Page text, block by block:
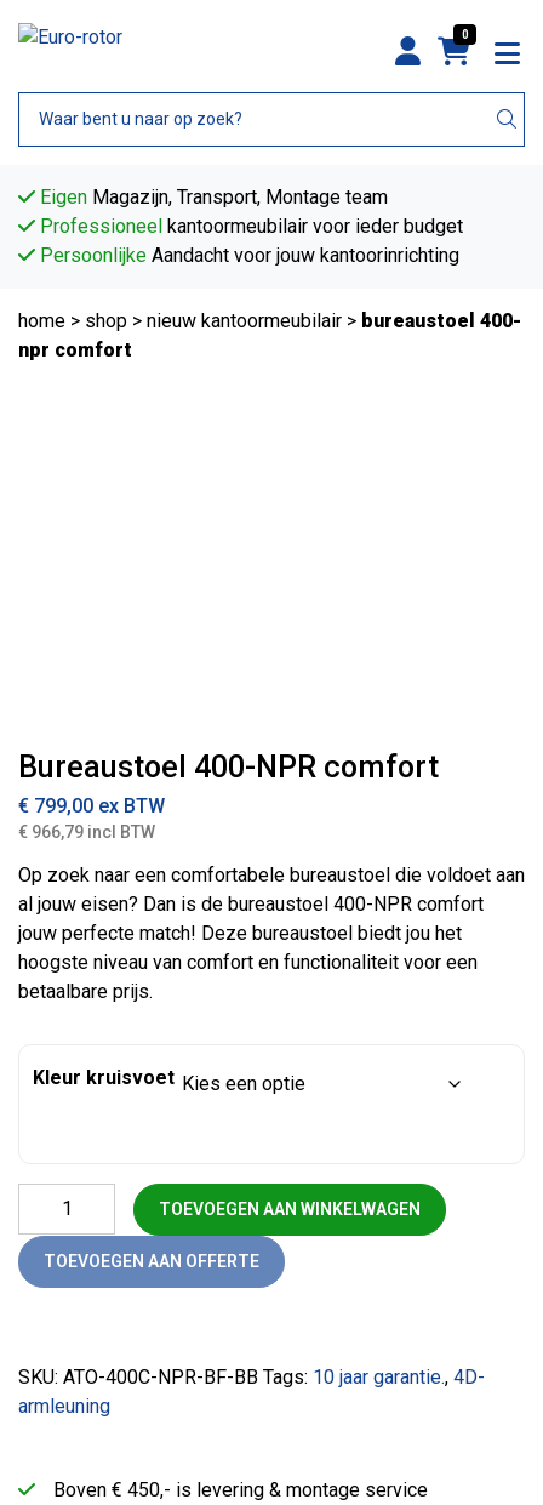
0
Eigen Magazijn, Transport, Montage team
Professioneel kantoormeubilair voor ieder budget
Persoonlijke Aandacht voor jouw kantoorinrichting
home > shop > nieuw kantoormeubilair > bureaustoel 400-
npr comfort
Bureaustoel 400-NPR comfort
€ 799,00 ex BTW
€ 966,79 incl BTW
Op zoek naar een comfortabele bureaustoel die voldoet aan
al jouw eisen? Dan is de bureaustoel 400-NPR comfort
jouw perfecte match! Deze bureaustoel biedt jou het
hoogste niveau van comfort en functionaliteit voor een
betaalbare prijs.
Kleur kruisvoet
Bureaustoel 400-NPR comfort aantal
TOEVOEGEN AAN WINKELWAGEN
TOEVOEGEN AAN OFFERTE
SKU: ATO-400C-NPR-BF-BB Tags: 10 jaar garantie., 4D-
armleuning
Boven € 450,- is levering & montage service